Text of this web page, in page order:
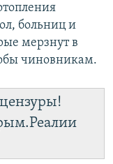
больниц и
мерзнут в
чиновникам.